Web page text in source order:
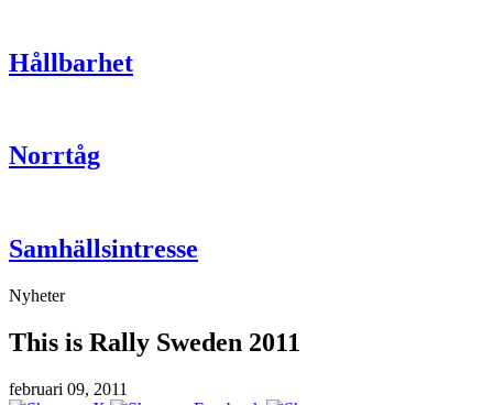
Hållbarhet
Norrtåg
Samhällsintresse
Nyheter
This is Rally Sweden 2011
februari 09, 2011